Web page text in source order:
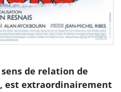
de relation de
est extraordinairement